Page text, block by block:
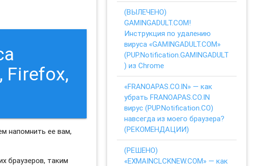
Firefox,
напомнить ее вам,
браузеров, таким
(ВЫЛЕЧЕНО)
GAMINGADULT.COM!
Инструкция по удалению
вируса «GAMINGADULT.COM»
(PUP.Notification.GAMINGADULT
) из Chrome
«FRANOAPAS.CO.IN» — как
убрать FRANOAPAS.CO.IN
вирус (PUP.Notification.CO)
навсегда из моего браузера?
(РЕКОМЕНДАЦИИ)
(РЕШЕНО)
«EXMAINCLCKNEW.COM» — как